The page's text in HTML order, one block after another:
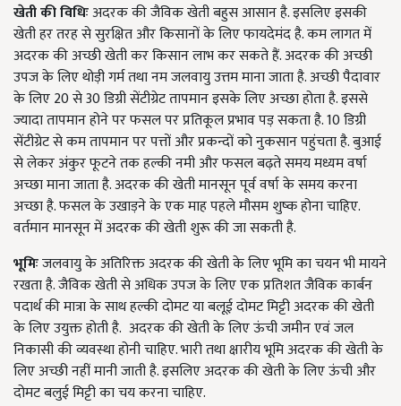
खेती की विधिःअदरक की जैविक खेती बहुस आसान है. इसलिए इसकी
खेती हर तरह से सुरक्षित और किसानों के लिए फायदेमंद है. कम लागत में
अदरक की अच्छी खेती कर किसान लाभ कर सकते हैं. अदरक की अच्छी
उपज के लिए थोड़ी गर्म तथा नम जलवायु उत्तम माना जाता है. अच्छी पैदावार
के लिए 20 से 30 डिग्री सेंटीग्रेट तापमान इसके लिए अच्छा होता है. इससे
ज्यादा तापमान होने पर फसल पर प्रतिकूल प्रभाव पड़ सकता है. 10 डिग्री
सेंटीग्रेट से कम तापमान पर पत्तों और प्रकन्दों को नुकसान पहुंचता है. बुआई
से लेकर अंकुर फूटने तक हल्की नमी और फसल बढ़ते समय मध्यम वर्षा
अच्छा माना जाता है. अदरक की खेती मानसून पूर्व वर्षा के समय करना
अच्छा है. फसल के उखाड़ने के एक माह पहले मौसम शुष्क होना चाहिए.
वर्तमान मानसून में अदरक की खेती शुरू की जा सकती है.
भूमिःजलवायु के अतिरिक्त अदरक की खेती के लिए भूमि का चयन भी मायने
रखता है. जैविक खेती से अधिक उपज के लिए एक प्रतिशत जैविक कार्बन
पदार्थ की मात्रा के साथ हल्की दोमट या बलूई दोमट मिट्टी अदरक की खेती
के लिए उयुक्त होती है. अदरक की खेती के लिए ऊंची जमीन एवं जल
निकासी की व्यवस्था होनी चाहिए. भारी तथा क्षारीय भूमि अदरक की खेती के
लिए अच्छी नहीं मानी जाती है. इसलिए अदरक की खेती के लिए ऊंची और
दोमट बलुई मिट्टी का चय करना चाहिए.